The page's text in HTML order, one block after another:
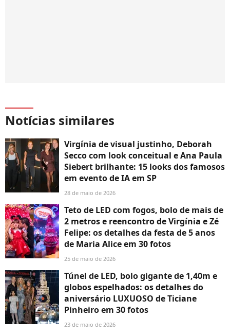
Notícias similares
Virgínia de visual justinho, Deborah
Secco com look conceitual e Ana Paula
Siebert brilhante: 15 looks dos famosos
em evento de IA em SP
28 de maio de 2026
Teto de LED com fogos, bolo de mais de
2 metros e reencontro de Virgínia e Zé
Felipe: os detalhes da festa de 5 anos
de Maria Alice em 30 fotos
25 de maio de 2026
Túnel de LED, bolo gigante de 1,40m e
globos espelhados: os detalhes do
aniversário LUXUOSO de Ticiane
Pinheiro em 30 fotos
23 de maio de 2026